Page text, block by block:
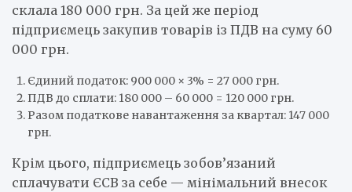
склала 180 000 грн. За цей же період
підприємець закупив товарів із ПДВ на суму 60
000 грн.
Єдиний податок: 900 000 × 3% = 27 000 грн.
ПДВ до сплати: 180 000 – 60 000 = 120 000 грн.
Разом податкове навантаження за квартал: 147 000
грн.
Крім цього, підприємець зобов’язаний
сплачувати ЄСВ за себе — мінімальний внесок